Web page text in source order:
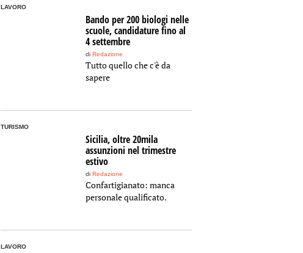
LAVORO
Bando per 200 biologi nelle
scuole, candidature fino al
4 settembre
di Redazione
Tutto quello che c'è da
sapere
TURISMO
Sicilia, oltre 20mila
assunzioni nel trimestre
estivo
di Redazione
Confartigianato: manca
personale qualificato.
LAVORO